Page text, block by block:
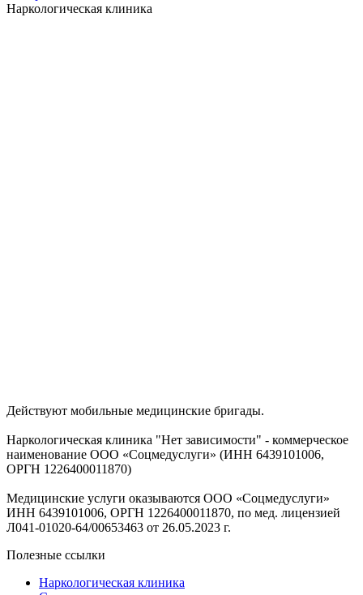
Наркологическая клиника
Действуют мобильные медицинские бригады.
Наркологическая клиника "Нет зависимости" - коммерческое
наименование ООО «Соцмедуслуги» (ИНН 6439101006,
ОРГН 1226400011870)
Медицинские услуги оказываются ООО «Соцмедуслуги»
ИНН 6439101006, ОРГН 1226400011870, по мед. лицензией
Л041-01020-64/00653463 от 26.05.2023 г.
Полезные ссылки
Наркологическая клиника